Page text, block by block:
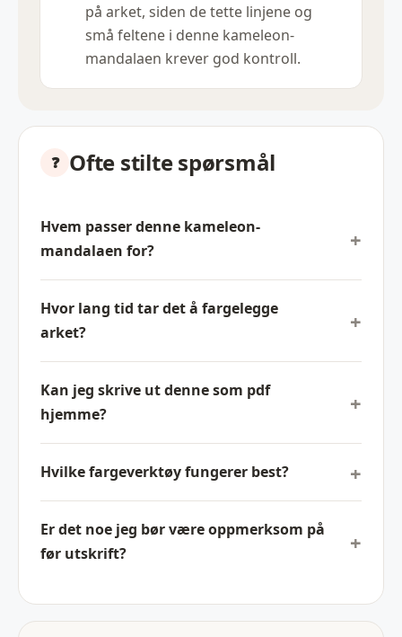
på arket, siden de tette linjene og
små feltene i denne kameleon-
mandalaen krever god kontroll.
Ofte stilte spørsmål
Hvem passer denne kameleon-
mandalaen for?
Hvor lang tid tar det å fargelegge
arket?
Kan jeg skrive ut denne som pdf
hjemme?
Hvilke fargeverktøy fungerer best?
Er det noe jeg bør være oppmerksom på
før utskrift?